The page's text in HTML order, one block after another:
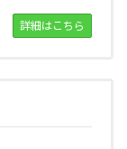
詳細はこちら